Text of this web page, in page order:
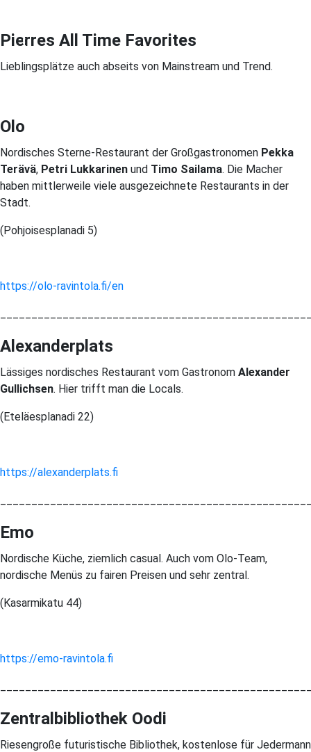
Pierres All Time Favorites
Lieblingsplätze auch abseits von Mainstream und Trend.
Olo
Nordisches Sterne-Restaurant der Großgastronomen Pekka
Terävä, Petri Lukkarinen und Timo Sailama. Die Macher
haben mittlerweile viele ausgezeichnete Restaurants in der
Stadt.
(Pohjoisesplanadi 5)
https://olo-ravintola.fi/en
Alexanderplats
Lässiges nordisches Restaurant vom Gastronom Alexander
Gullichsen. Hier trifft man die Locals.
(Eteläesplanadi 22)
https://alexanderplats.fi
Emo
Nordische Küche, ziemlich casual. Auch vom Olo-Team,
nordische Menüs zu fairen Preisen und sehr zentral.
(Kasarmikatu 44)
https://emo-ravintola.fi
Zentralbibliothek Oodi
Riesengroße futuristische Bibliothek, kostenlose für Jedermann